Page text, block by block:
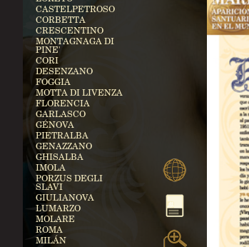
CASTELPETROSO
CORBETTA
CRESCENTINO
MONTAGNAGA DI
PINE'
CORI
DESENZANO
FOGGIA
MOTTA DI LIVENZA
FLORENCIA
GARLASCO
GÉNOVA
PIETRALBA
GENAZZANO
GHISALBA
IMOLA
PORZUS DEGLI
SLAVI
GIULIANOVA
LUMARZO
MOLARE
ROMA
MILÁN